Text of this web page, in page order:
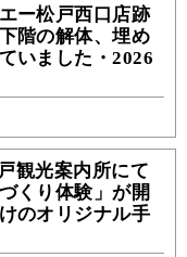
ー松戸西口店跡
階の解体、埋め
いました・2026
観光案内所にて
くり体験」が開
のオリジナル手